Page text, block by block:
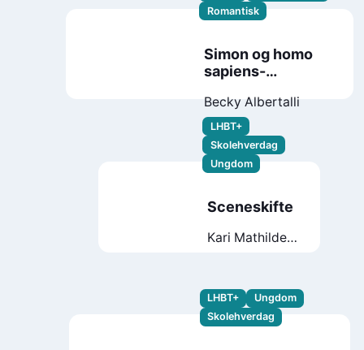
Romantisk
Simon og homo
sapiens-
Becky Albertalli
LHBT+
Skolehverdag
Ungdom
Sceneskifte
Kari Mathilde
LHBT+
Ungdom
Skolehverdag